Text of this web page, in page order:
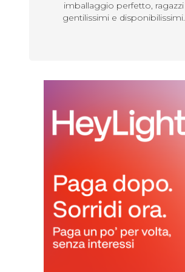
imballaggio perfetto, ragazzi
gentilissimi e disponibilissimi.